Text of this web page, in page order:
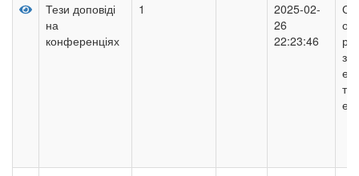
Тези доповіді
на
конференціях
1
2025-02-
26
22:23:46
та